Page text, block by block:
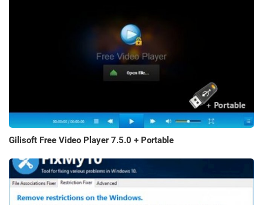
Gilisoft Free Video Player 7.5.0 + Portable